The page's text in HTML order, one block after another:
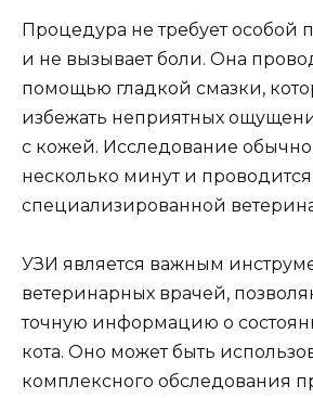
Процедура не требует особой
и не вызывает боли. Она
помощью гладкой смазки,
избежать неприятных
с кожей. Исследование обычно
несколько минут и
специализированной
УЗИ является важным
ветеринарных врачей,
точную информацию о
кота. Оно может быть
комплексного обследования